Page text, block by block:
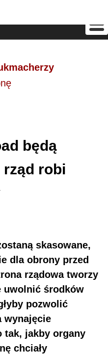
będą
rząd robi
skasowane,
dla obrony przed
rządowa tworzy
uwolnić środków
pozwolić
wynajęcie
tak, jakby organy
chciały